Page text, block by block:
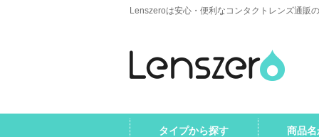
Lenszeroは安心・便利なコンタクトレンズ通販
タイプから探す 商品